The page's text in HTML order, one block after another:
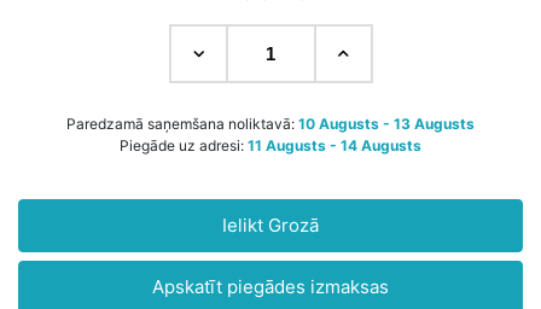
Paredzamā saņemšana noliktavā: 10 Augusts - 13 Augusts
Piegāde uz adresi: 11 Augusts - 14 Augusts
Ielikt Grozā
Apskatīt piegādes izmaksas